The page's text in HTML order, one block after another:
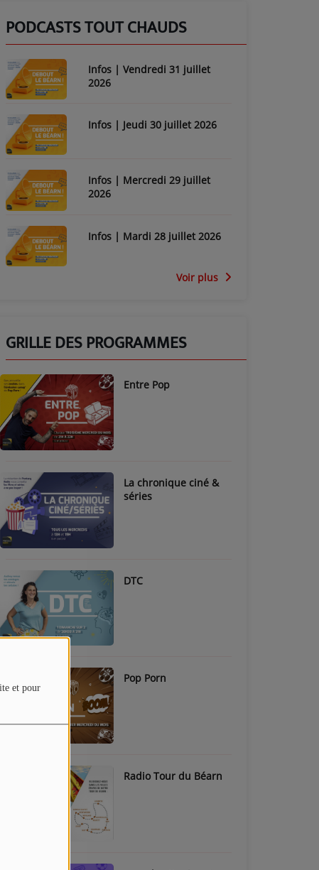
et pour
PODCASTS TOUT CHAUDS
Infos | Vendredi 31 juillet
2026
Infos | Jeudi 30 juillet 2026
Infos | Mercredi 29 juillet
2026
Infos | Mardi 28 juillet 2026
Voir plus
GRILLE DES PROGRAMMES
Entre Pop
La chronique ciné &
séries
DTC
Pop Porn
Radio Tour du Béarn